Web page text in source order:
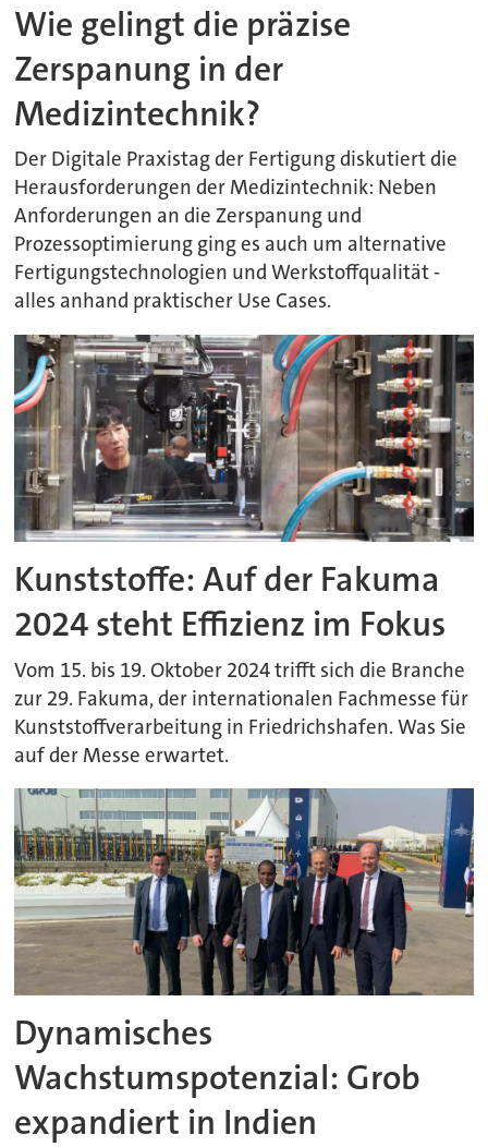
Wie gelingt die präzise
Zerspanung in der
Medizintechnik?
Der Digitale Praxistag der Fertigung diskutiert die
Herausforderungen der Medizintechnik: Neben
Anforderungen an die Zerspanung und
Prozessoptimierung ging es auch um alternative
Fertigungstechnologien und Werkstoffqualität -
alles anhand praktischer Use Cases.
Kunststoffe: Auf der Fakuma
2024 steht Effizienz im Fokus
Vom 15. bis 19. Oktober 2024 trifft sich die Branche
zur 29. Fakuma, der internationalen Fachmesse für
Kunststoffverarbeitung in Friedrichshafen. Was Sie
auf der Messe erwartet.
Dynamisches
Wachstumspotenzial: Grob
expandiert in Indien